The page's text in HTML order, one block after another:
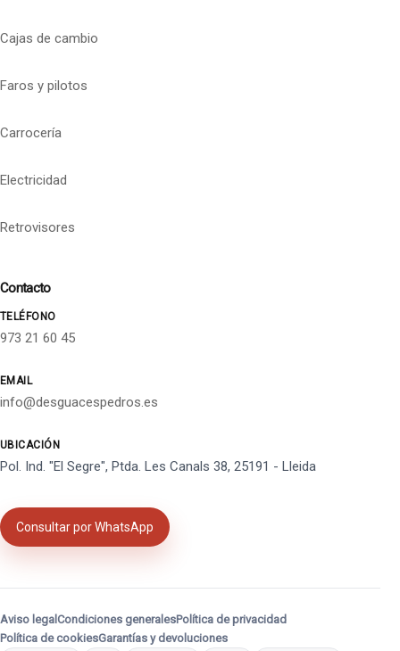
Cajas de cambio
Faros y pilotos
Carrocería
Electricidad
Retrovisores
Contacto
TELÉFONO
973 21 60 45
EMAIL
info@desguacespedros.es
UBICACIÓN
Pol. Ind. "El Segre", Ptda. Les Canals 38, 25191 - Lleida
Consultar por WhatsApp
Aviso legal Condiciones generalesPolítica de privacidad
Política de cookiesGarantías y devoluciones